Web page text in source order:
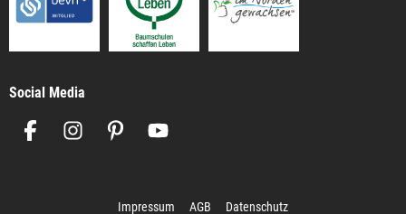
Social Media
Impressum AGB Datenschutz